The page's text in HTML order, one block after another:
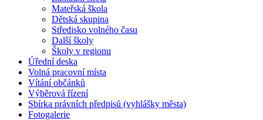
Mateřská škola
Dětská skupina
Středisko volného času
Další školy
Školy v regionu
Úřední deska
Volná pracovní místa
Vítání občánků
Výběrová řízení
Sbírka právních předpisů (vyhlášky města)
Fotogalerie